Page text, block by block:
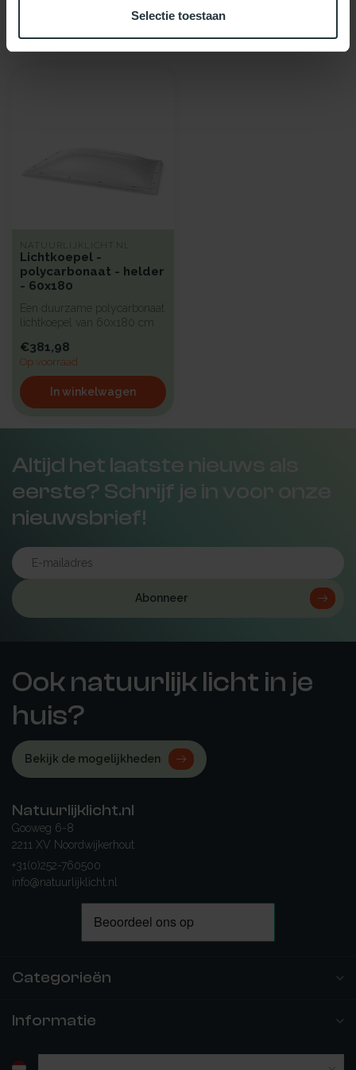
Selectie toestaan
Recent bekeken
NATUURLIJKLICHT.NL
Lichtkoepel -
polycarbonaat - helder
- 60x180
Een duurzame polycarbonaat
lichtkoepel van 60x180 cm
€381,98
Op voorraad
In winkelwagen
Altijd het laatste nieuws als
eerste? Schrijf je in voor onze
nieuwsbrief!
Abonneer
Ook natuurlijk licht in je
huis?
Bekijk de mogelijkheden
Natuurlijklicht.nl
Gooweg 6-8
2211 XV Noordwijkerhout
+31(0)252-760500
info@natuurlijklicht.nl
Categorieën
Informatie